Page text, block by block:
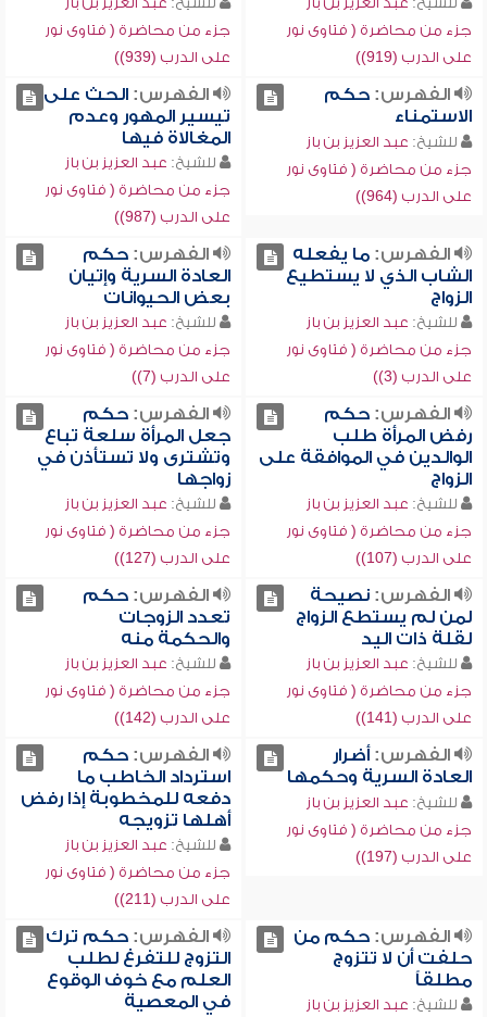
جزء من محاضرة ( فتاوى نور
على الدرب (919))
جزء من محاضرة ( فتاوى نور
على الدرب (939))
الفهرس:حكم
الاستمناء
للشيخ: عبد العزيز بن باز
جزء من محاضرة ( فتاوى نور
على الدرب (964))
الفهرس:الحث على
تيسير المهور وعدم
المغالاة فيها
للشيخ: عبد العزيز بن باز
جزء من محاضرة ( فتاوى نور
على الدرب (987))
الفهرس:ما يفعله
الشاب الذي لا يستطيع
الزواج
للشيخ: عبد العزيز بن باز
جزء من محاضرة ( فتاوى نور
على الدرب (3))
الفهرس:حكم
العادة السرية وإتيان
بعض الحيوانات
للشيخ: عبد العزيز بن باز
جزء من محاضرة ( فتاوى نور
على الدرب (7))
الفهرس:حكم
رفض المرأة طلب
الوالدين في الموافقة على
الزواج
للشيخ: عبد العزيز بن باز
جزء من محاضرة ( فتاوى نور
على الدرب (107))
الفهرس:حكم
جعل المرأة سلعة تباع
وتشترى ولا تستأذن في
زواجها
للشيخ: عبد العزيز بن باز
جزء من محاضرة ( فتاوى نور
على الدرب (127))
الفهرس:نصيحة
لمن لم يستطع الزواج
لقلة ذات اليد
للشيخ: عبد العزيز بن باز
جزء من محاضرة ( فتاوى نور
على الدرب (141))
الفهرس:حكم
تعدد الزوجات
والحكمة منه
للشيخ: عبد العزيز بن باز
جزء من محاضرة ( فتاوى نور
على الدرب (142))
الفهرس:أضرار
العادة السرية وحكمها
للشيخ: عبد العزيز بن باز
جزء من محاضرة ( فتاوى نور
على الدرب (197))
الفهرس:حكم
استرداد الخاطب ما
دفعه للمخطوبة إذا رفض
أهلها تزويجه
للشيخ: عبد العزيز بن باز
جزء من محاضرة ( فتاوى نور
على الدرب (211))
الفهرس:حكم من
حلفت أن لا تتزوج
مطلقاً
للشيخ: عبد العزيز بن باز
الفهرس:حكم ترك
التزوج للتفرغ لطلب
العلم مع خوف الوقوع
في المعصية